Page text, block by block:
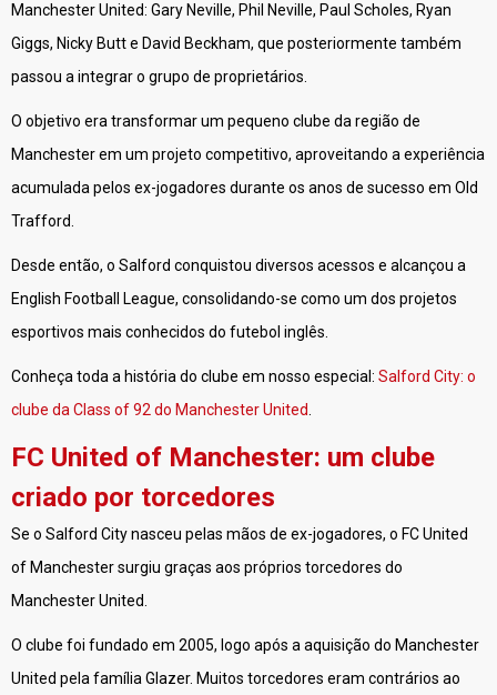
Manchester United: Gary Neville, Phil Neville, Paul Scholes, Ryan
Giggs, Nicky Butt e David Beckham, que posteriormente também
passou a integrar o grupo de proprietários.
O objetivo era transformar um pequeno clube da região de
Manchester em um projeto competitivo, aproveitando a experiência
acumulada pelos ex-jogadores durante os anos de sucesso em Old
Trafford.
Desde então, o Salford conquistou diversos acessos e alcançou a
English Football League, consolidando-se como um dos projetos
esportivos mais conhecidos do futebol inglês.
Conheça toda a história do clube em nosso especial: Salford City: o
clube da Class of 92 do Manchester United
FC United of Manchester: um clube
criado por torcedores
Se o Salford City nasceu pelas mãos de ex-jogadores, o FC United
of Manchester surgiu graças aos próprios torcedores do
Manchester United.
O clube foi fundado em 2005, logo após a aquisição do Manchester
United pela família Glazer. Muitos torcedores eram contrários ao